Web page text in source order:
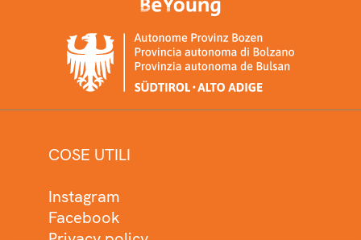
COSE UTILI
Instagram
Facebook